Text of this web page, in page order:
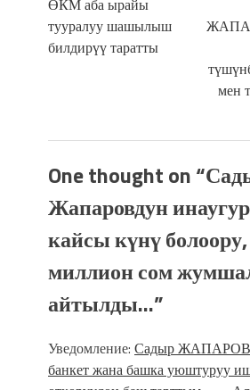
ӨКМ аба ырайы
тууралуу шашылыш
билдирүү таратты
мен
One thought on “
Жапаровдун
кайсы күнү
миллион сом
айтылды…”
Уведомление: Садыр ЖАПАРОВ:
банкет жана башка уюштуруу